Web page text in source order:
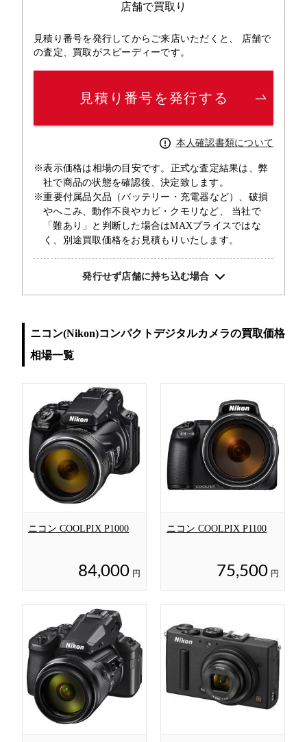
店舗で買取り
見積り番号を発行してからご来店いただくと、 店舗で
の査定、買取がスピーディーです。
見積り番号を発行する
本人確認書類について
※表示価格は相場の目安です。正式な査定結果は、弊
社で商品の状態を確認後、決定致します。
※重要付属品欠品（バッテリー・充電器など）、破損
やへこみ、動作不良やカビ・クモリなど、 当社で
「難あり」と判断した場合はMAXプライスではな
く、別途買取価格をお見積もりいたします。
発行せず店舗に持ち込む場合
ニコン(Nikon)コンパクトデジタルカメラの買取価格
相場一覧
ニコン COOLPIX P1000
84,000 円
ニコン COOLPIX P1100
75,500 円